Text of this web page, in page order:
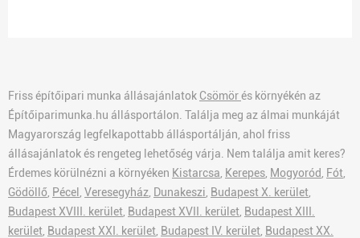
Friss építőipari munka állásajánlatok Csömörés környékén az
Építőiparimunka.hu állásportálon. Találja meg az álmai munkáját
Magyarország legfelkapottabb állásportálján, ahol friss
állásajánlatok és rengeteg lehetőség várja. Nem találja amit keres?
Érdemes körülnézni a környéken Kistarcsa Kerepes Mogyoród Fót
Gödöllő Pécel Veresegyház Dunakeszi Budapest X. kerület
Budapest XVIII. kerület Budapest XVII. kerület Budapest XIII.
kerület Budapest XXI. kerület Budapest IV. kerület Budapest XX.